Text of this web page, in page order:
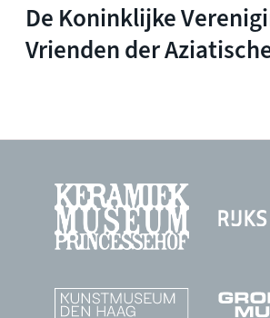
De Koninklijke
Vrienden der